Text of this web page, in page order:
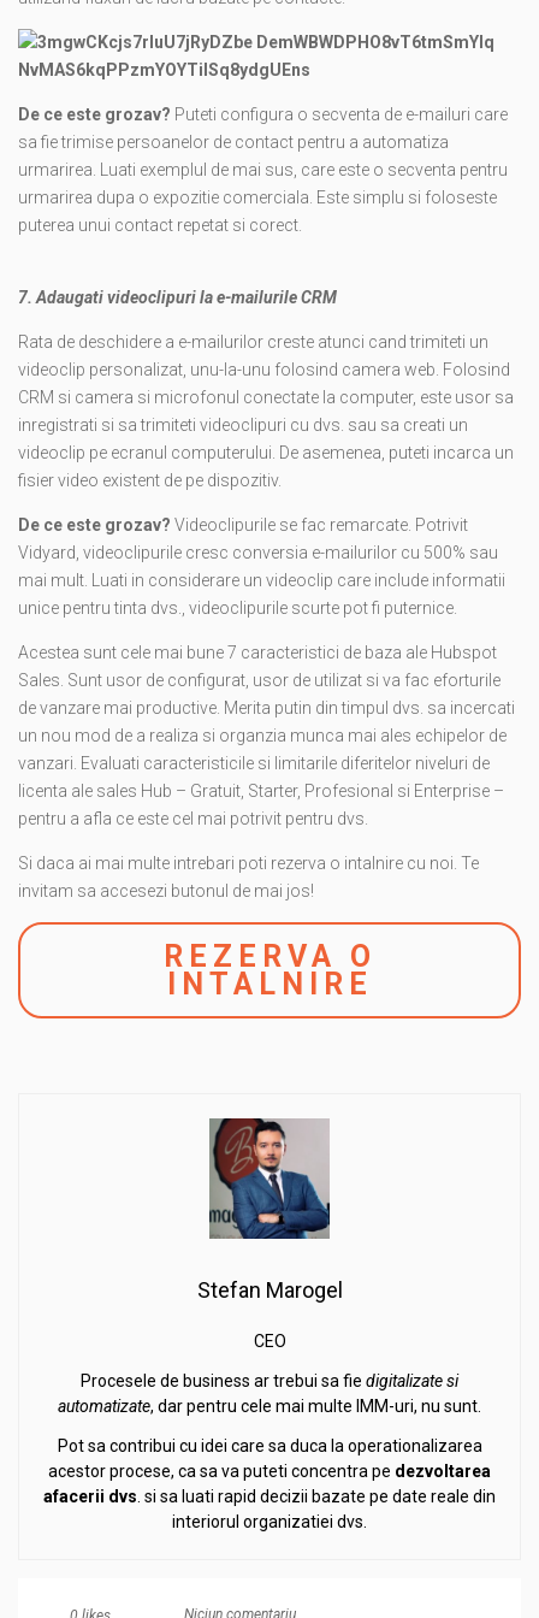
De ce este grozav? Puteti configura o secventa de e-mailuri care
sa fie trimise persoanelor de contact pentru a automatiza
urmarirea. Luati exemplul de mai sus, care este o secventa pentru
urmarirea dupa o expozitie comerciala. Este simplu si foloseste
puterea unui contact repetat si corect.
7. Adaugati videoclipuri la e-mailurile CRM
Rata de deschidere a e-mailurilor creste atunci cand trimiteti un
videoclip personalizat, unu-la-unu folosind camera web. Folosind
CRM si camera si microfonul conectate la computer, este usor sa
inregistrati si sa trimiteti videoclipuri cu dvs. sau sa creati un
videoclip pe ecranul computerului. De asemenea, puteti incarca un
fisier video existent de pe dispozitiv.
De ce este grozav? Videoclipurile se fac remarcate. Potrivit
Vidyard, videoclipurile cresc conversia e-mailurilor cu 500% sau
mai mult. Luati in considerare un videoclip care include informatii
unice pentru tinta dvs., videoclipurile scurte pot fi puternice.
Acestea sunt cele mai bune 7 caracteristici de baza ale Hubspot
Sales. Sunt usor de configurat, usor de utilizat si va fac eforturile
de vanzare mai productive. Merita putin din timpul dvs. sa incercati
un nou mod de a realiza si organzia munca mai ales echipelor de
vanzari. Evaluati caracteristicile si limitarile diferitelor niveluri de
licenta ale sales Hub – Gratuit, Starter, Profesional si Enterprise –
pentru a afla ce este cel mai potrivit pentru dvs.
Si daca ai mai multe intrebari poti rezerva o intalnire cu noi. Te
invitam sa accesezi butonul de mai jos!
REZERVA O
INTALNIRE
Stefan Marogel
CEO
Procesele de business ar trebui sa fie digitalizate si
automatizate, dar pentru cele mai multe IMM-uri, nu sunt.
Pot sa contribui cu idei care sa duca la operationalizarea
acestor procese, ca sa va puteti concentra pe dezvoltarea
afacerii dvs . si sa luati rapid decizii bazate pe date reale din
interiorul organizatiei dvs.